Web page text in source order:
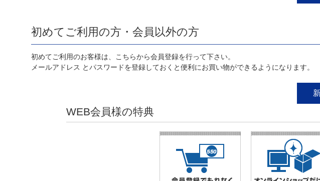
初めてご利用の方・会員以外の方
初めてご利用のお客様は、こちらから会員登録を行って下さい。
メールアドレス とパスワードを登録しておくと便利にお買い物ができるようになります。
WEB会員様の特典